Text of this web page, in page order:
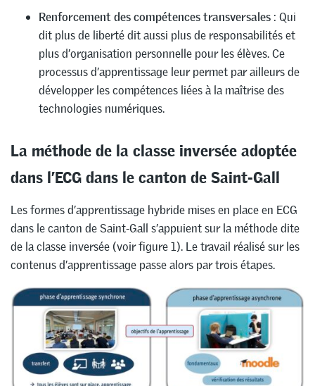
Renforcement des compétences transversales : Qui
dit plus de liberté dit aussi plus de responsabilités et
plus d’organisation personnelle pour les élèves. Ce
processus d’apprentissage leur permet par ailleurs de
développer les compétences liées à la maîtrise des
technologies numériques.
La méthode de la classe inversée adoptée
dans l’ECG dans le canton de Saint-Gall
Les formes d’apprentissage hybride mises en place en ECG
dans le canton de Saint-Gall s’appuient sur la méthode dite
de la classe inversée (voir figure 1). Le travail réalisé sur les
contenus d’apprentissage passe alors par trois étapes.